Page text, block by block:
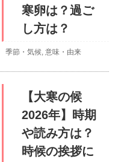
寒卵は？過ご
し方は？
季節・気候, 意味・由来
【大寒の候
2026年】時期
や読み方は？
時候の挨拶に